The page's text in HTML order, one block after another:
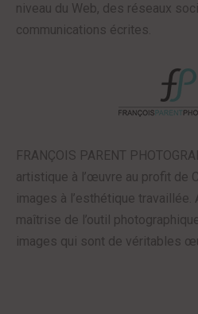
niveau du Web, des réseaux
communications écrites.
FRANÇOIS PARENT
artistique à l’œuvre au profit de
images à l’esthétique travaillée.
maîtrise de l’outil
images qui sont de véritables